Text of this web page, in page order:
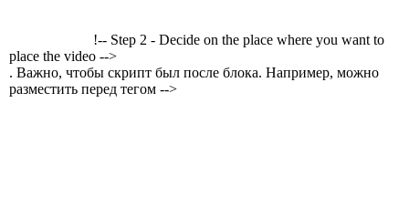
!-- Step 2 - Decide on the place where you want to
place the video -->
. Важно, чтобы скрипт был после блока. Например, можно
разместить перед тегом -->